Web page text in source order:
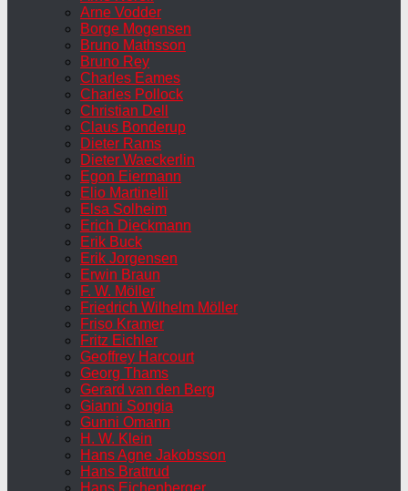
Arne Vodder
Borge Mogensen
Bruno Mathsson
Bruno Rey
Charles Eames
Charles Pollock
Christian Dell
Claus Bonderup
Dieter Rams
Dieter Waeckerlin
Egon Eiermann
Elio Martinelli
Elsa Solheim
Erich Dieckmann
Erik Buck
Erik Jorgensen
Erwin Braun
F. W. Möller
Friedrich Wilhelm Möller
Friso Kramer
Fritz Eichler
Geoffrey Harcourt
Georg Thams
Gerard van den Berg
Gianni Songia
Gunni Omann
H. W. Klein
Hans Agne Jakobsson
Hans Brattrud
Hans Eichenberger